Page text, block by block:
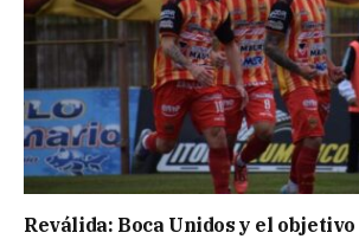
Reválida: Boca Unidos y el